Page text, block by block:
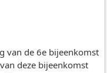
van de 6e bijeenkomst
deze bijeenkomst